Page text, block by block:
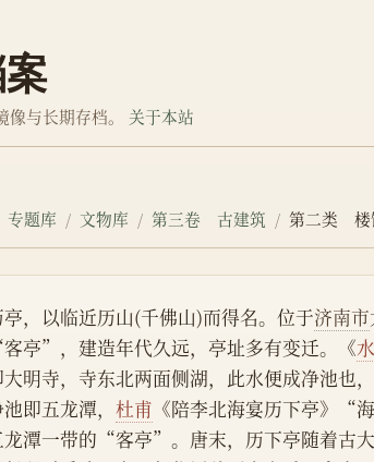
与长期存档。 关于本站
专题库 文物库 第三卷 古建筑 第二类
，以临近历山(千佛山)而得名。位于济南市
亭”，建造年代久远，亭址多有变迁。《
明寺，寺东北两面侧湖，此水便成净池也
即五龙潭，杜甫 《陪李北海宴历下亭》
龙潭一带的“客亭”。唐末，历下亭随着古